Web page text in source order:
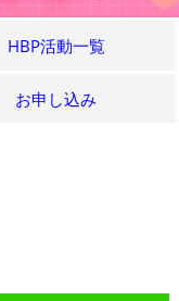
HBP活動一覧
お申し込み